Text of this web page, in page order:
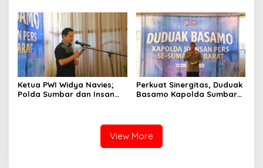
Kamtibmas
Bukittinggi
Ketua PWI Widya Navies;
Polda Sumbar dan Insan
Perkuat Sinergitas, Duduak
Basamo Kapolda Sumbar
View More